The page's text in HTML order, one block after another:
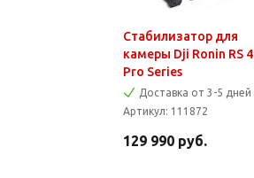
Стабилизатор для
камеры Dji Ronin RS 4
Pro Series
Доставка от 3-5 дней
Артикул: 111872
129 990 руб.